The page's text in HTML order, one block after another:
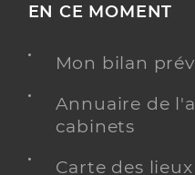
EN CE MOMENT
Mon bilan
Annuaire de
cabinets
Carte des